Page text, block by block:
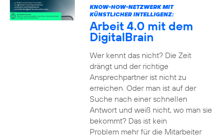
KNOW-HOW-NETZWERK MIT
KÜNSTLICHER INTELLIGENZ:
Arbeit 4.0 mit dem
DigitalBrain
Wer kennt das nicht? Die Zeit
drängt und der richtige
Ansprechpartner ist nicht zu
erreichen. Oder man ist auf der
Suche nach einer schnellen
Antwort und weiß nicht, wo man sie
bekommt? Das ist kein
Problem mehr für die Mitarbeiter